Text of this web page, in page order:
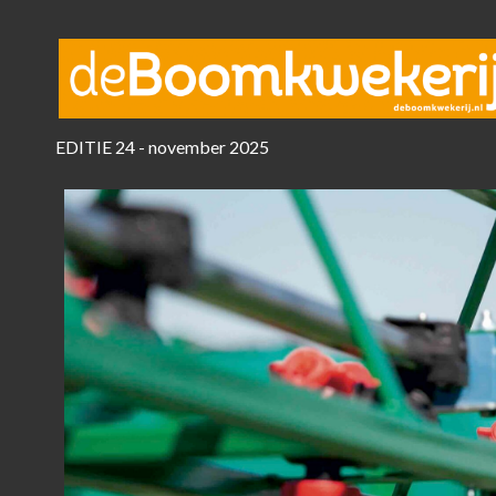
EDITIE 24 - november 2025